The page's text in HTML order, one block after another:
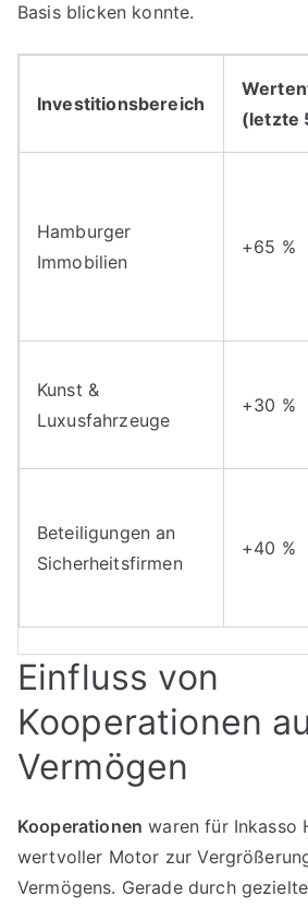
Basis blicken konnte.
Investitionsbereich
(letzte
Hamburger
Immobilien
+65 %
Kunst &
Luxusfahrzeuge
+30 %
Beteiligungen an
Sicherheitsfirmen
+40 %
Einfluss von
Kooperationen
Vermögen
Kooperationen waren für Inkasso
wertvoller Motor zur
Vermögens. Gerade durch